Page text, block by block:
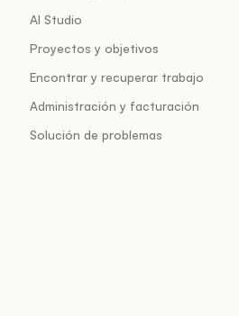
AI Studio
Proyectos y objetivos
Encontrar y recuperar trabajo
Administración y facturación
Solución de problemas